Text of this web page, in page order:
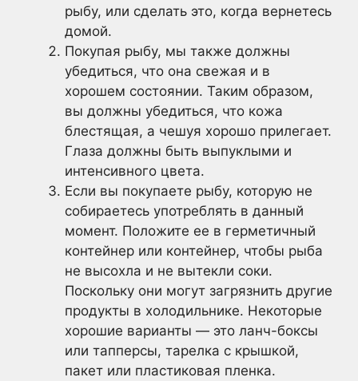
рыбу, или сделать это, когда вернетесь
домой.
Покупая рыбу, мы также должны
убедиться, что она свежая и в
хорошем состоянии. Таким образом,
вы должны убедиться, что кожа
блестящая, а чешуя хорошо прилегает.
Глаза должны быть выпуклыми и
интенсивного цвета.
Если вы покупаете рыбу, которую не
собираетесь употреблять в данный
момент. Положите ее в герметичный
контейнер или контейнер, чтобы рыба
не высохла и не вытекли соки.
Поскольку они могут загрязнить другие
продукты в холодильнике. Некоторые
хорошие варианты — это ланч-боксы
или тапперсы, тарелка с крышкой,
пакет или пластиковая пленка.